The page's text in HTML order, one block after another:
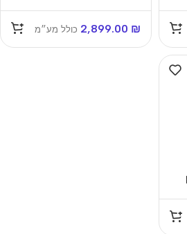
SSD/15.6"-
FHD/FreeDos/3y-OS
PV15250-5016
2,899.00 ₪ כולל מע״מ